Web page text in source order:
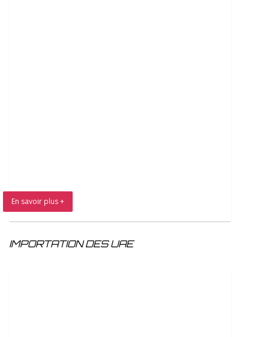
En savoir plus +
IMPORTATION DES UAE